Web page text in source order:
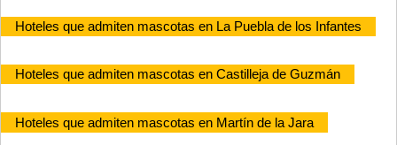
Hoteles que admiten mascotas en La Puebla de los Infantes
Hoteles que admiten mascotas en Castilleja de Guzmán
Hoteles que admiten mascotas en Martín de la Jara